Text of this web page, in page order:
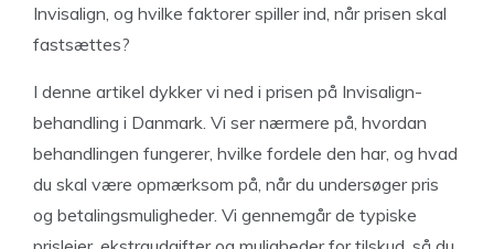
Invisalign, og hvilke faktorer spiller ind, når prisen skal
fastsættes?
I denne artikel dykker vi ned i prisen på Invisalign-
behandling i Danmark. Vi ser nærmere på, hvordan
behandlingen fungerer, hvilke fordele den har, og hvad
du skal være opmærksom på, når du undersøger pris
og betalingsmuligheder. Vi gennemgår de typiske